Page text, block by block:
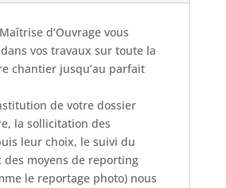
d’Ouvrage vous
vos travaux sur toute la
chantier jusqu’au parfait
de votre dossier
la sollicitation des
leur choix, le suivi du
des moyens de reporting
le reportage photo) nous